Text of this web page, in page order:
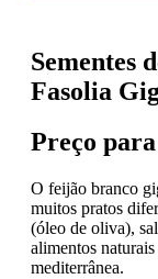
Sementes
Fasolia
Preço para
O feijão branco
muitos pratos
(óleo de oliva),
alimentos
mediterrânea.